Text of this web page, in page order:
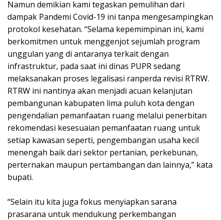
Namun demikian kami tegaskan pemulihan dari
dampak Pandemi Covid-19 ini tanpa mengesampingkan
protokol kesehatan. “Selama kepemimpinan ini, kami
berkomitmen untuk menggenjot sejumlah program
unggulan yang di antaranya terkait dengan
infrastruktur, pada saat ini dinas PUPR sedang
melaksanakan proses legalisasi ranperda revisi RTRW.
RTRW ini nantinya akan menjadi acuan kelanjutan
pembangunan kabupaten lima puluh kota dengan
pengendalian pemanfaatan ruang melalui penerbitan
rekomendasi kesesuaian pemanfaatan ruang untuk
setiap kawasan seperti, pengembangan usaha kecil
menengah baik dari sektor pertanian, perkebunan,
perternakan maupun pertambangan dan lainnya,” kata
bupati.
“Selain itu kita juga fokus menyiapkan sarana
prasarana untuk mendukung perkembangan